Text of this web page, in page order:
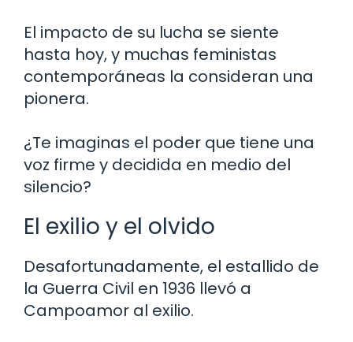
El impacto de su lucha se siente
hasta hoy, y muchas feministas
contemporáneas la consideran una
pionera.
¿Te imaginas el poder que tiene una
voz firme y decidida en medio del
silencio?
El exilio y el olvido
Desafortunadamente, el estallido de
la Guerra Civil en 1936 llevó a
Campoamor al exilio.